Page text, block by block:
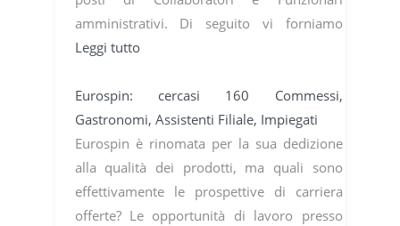
amministrativi. Di seguito vi forniamo
Leggi tutto
Eurospin: cercasi 160 Commessi,
Gastronomi, Assistenti Filiale, Impiegati
Eurospin è rinomata per la sua dedizione
alla qualità dei prodotti, ma quali sono
effettivamente le prospettive di carriera
offerte? Le opportunità di lavoro presso